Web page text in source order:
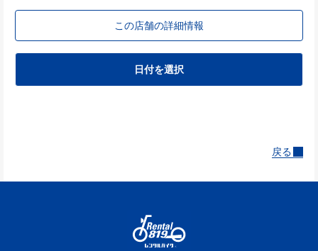
この店舗の詳細情報
日付を選択
戻る